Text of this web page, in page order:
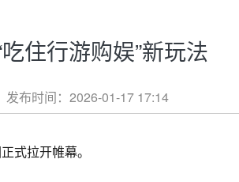
住行游购娱”新玩法
布时间：2026-01-17 17:14
式拉开帷幕。